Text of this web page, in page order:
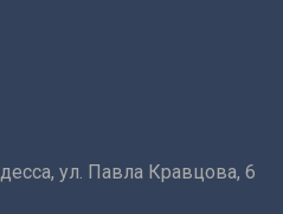
ул. Павла Кравцова, 6